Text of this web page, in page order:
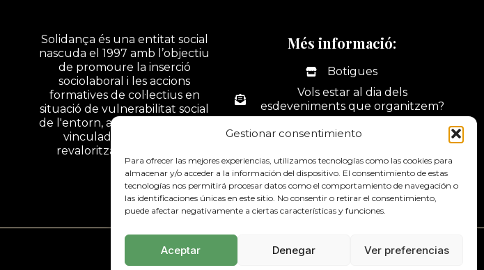
Gestionar consentimiento
Para ofrecer las mejores experiencias, utilizamos tecnologías como las cookies para
almacenar y/o acceder a la información del dispositivo. El consentimiento de estas
tecnologías nos permitirá procesar datos como el comportamiento de navegación o
las identificaciones únicas en este sitio. No consentir o retirar el consentimiento,
puede afectar negativamente a ciertas características y funciones.
Aceptar Denegar Ver preferencias
Solidança és una entitat social
nascuda el 1997 amb l’objectiu
de promoure la inserció
sociolaboral i les accions
formatives de col·lectius en
situació de vulnerabilitat social
de l'entorn, a través d'activitats
vinculades a la gestió i
revalorització de residus.
Més informació:
Botigues
Vols estar al dia dels
esdeveniments que organitzem?
La nostra botiga online
Contacte
Canal de denúncies